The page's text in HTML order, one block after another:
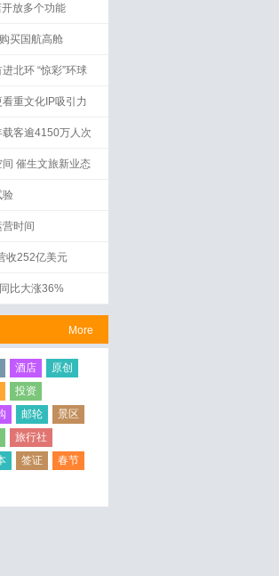
放多个功能
买国航高舱
北环 “惊彩”环球
重文化IP吸引力
客逾4150万人次
催生文旅新业态
验
时间
收252亿美元
比大涨36%
More
酒店
原创
投资
邮轮
景区
旅行社
签证
春节